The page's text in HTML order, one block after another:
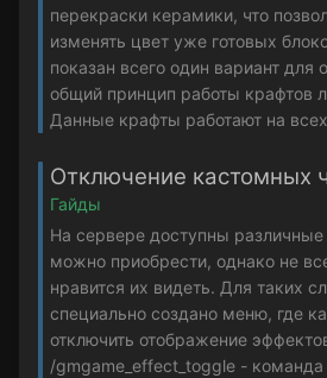
перекраски керамики, что
изменять цвет уже готовых
показан всего один вариант для
общий принцип работы крафтов
Данные крафты работают на
Отключение кастомных
Гайды
На сервере доступны
можно приобрести, однако не
нравится их видеть. Для таких
специально создано меню, где
отключить отображение
/gmgame_effect_toggle -